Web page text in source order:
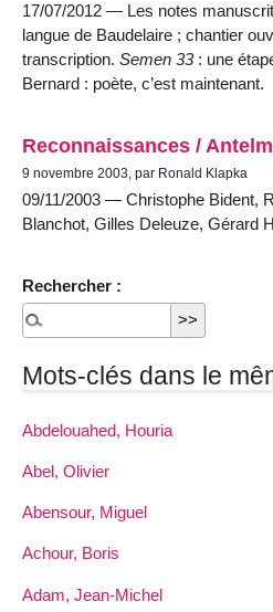
17/07/2012 — Les notes
langue de Baudelaire ; chantier
transcription. Semen 33: une
Bernard : poète, c’est maintenant.
Reconnaissances /
9 novembre 2003, par Ronald Klapka
09/11/2003 — Christophe Bident,
Blanchot, Gilles Deleuze, Gérard
Rechercher :
Mots-clés dans le
Abdelouahed, Houria
Abel, Olivier
Abensour, Miguel
Achour, Boris
Adam, Jean-Michel